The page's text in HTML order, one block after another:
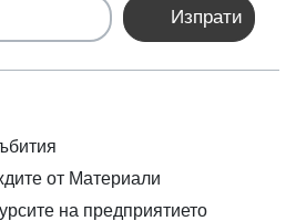
Изпрати
от Материали
на предприятието